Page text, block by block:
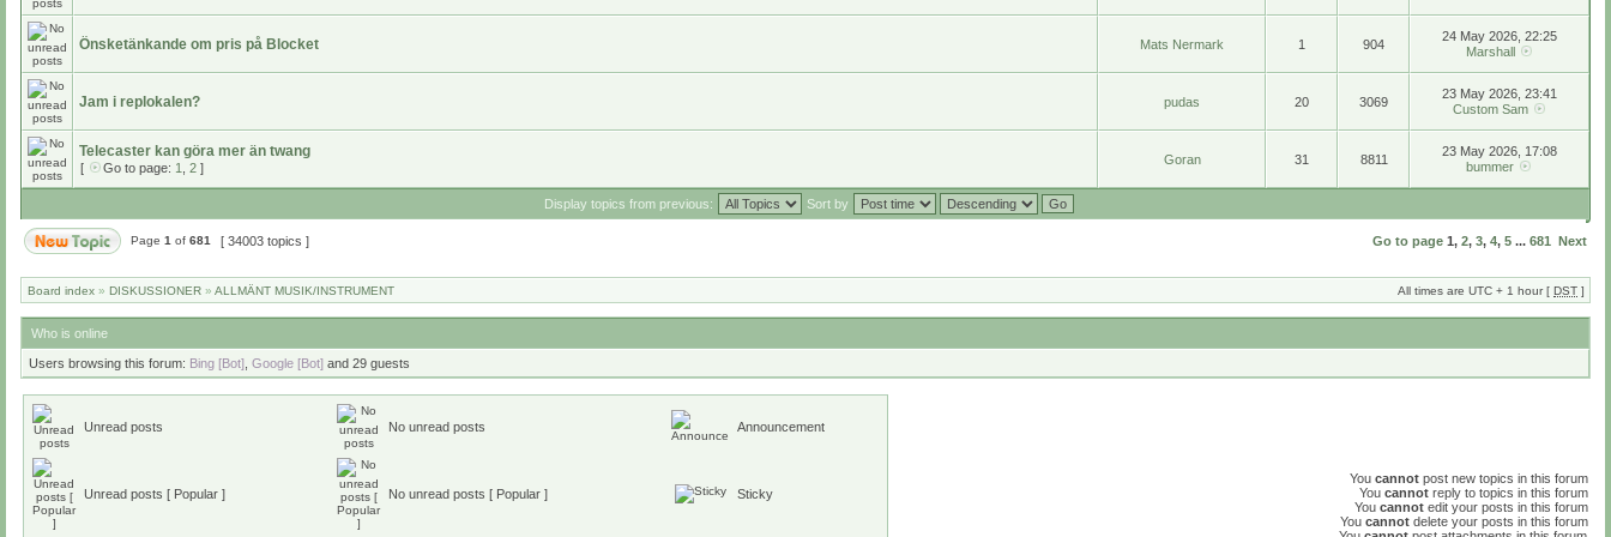
Önsketänkande om pris på Blocket Mats Nermark 1 904
24 May 2026, 22:25
Marshall
Jam i replokalen? pudas 20 3069
23 May 2026, 23:41
Custom Sam
Telecaster kan göra mer än twang
[ Go to page: 1 2 ]
Goran 31 8811
23 May 2026, 17:08
bummer
Display topics from previous: Sort by
Page 1 of 681 [ 34003 topics ] Go to page 1, 2, 3, 4, 5 ... 681 Next
Board index » DISKUSSIONER » ALLMÄNT MUSIK/INSTRUMENT All times are UTC + 1 hour [ DST ]
Who is online
Users browsing this forum: Bing [Bot] Google [Bot] and 29 guests
Unread posts No unread posts Announcement
Unread posts [ Popular ] No unread posts [ Popular ] Sticky
You cannot post new topics in this forum
You cannot reply to topics in this forum
You cannot edit your posts in this forum
You cannot delete your posts in this forum